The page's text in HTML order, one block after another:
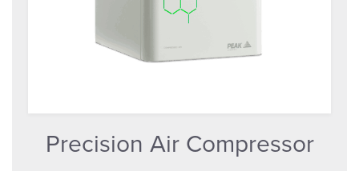
Precision Air Compressor